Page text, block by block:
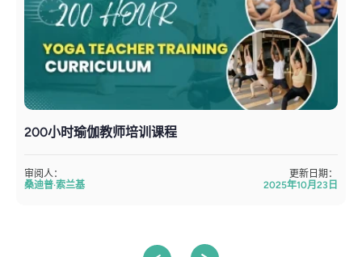
200小时瑜伽教师培训课程
审阅人：
桑迪普·索兰基
更新日期：
2025年10月23日